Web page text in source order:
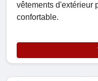
vêtements d'extérieur
confortable.